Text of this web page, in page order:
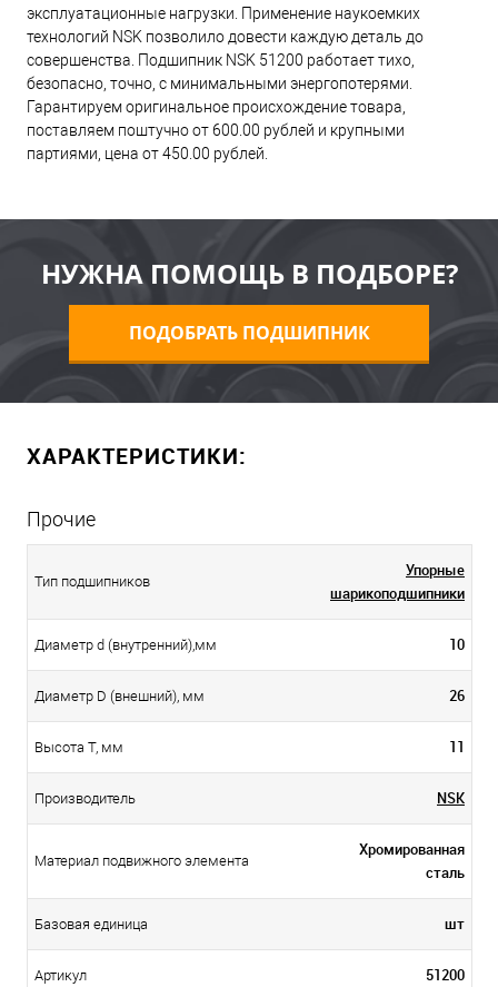
эксплуатационные нагрузки. Применение наукоемких
технологий NSK позволило довести каждую деталь до
совершенства. Подшипник NSK 51200 работает тихо,
безопасно, точно, с минимальными энергопотерями.
Гарантируем оригинальное происхождение товара,
поставляем поштучно от 600.00 рублей и крупными
партиями, цена от 450.00 рублей.
НУЖНА ПОМОЩЬ В ПОДБОРЕ?
ПОДОБРАТЬ ПОДШИПНИК
ХАРАКТЕРИСТИКИ:
Прочие
Тип подшипников
Упорные
шарикоподшипники
Диаметр d (внутренний),мм 10
Диаметр D (внешний), мм 26
Высота T, мм 11
Производитель NSK
Материал подвижного элемента
Хромированная
сталь
Базовая единица шт
Артикул 51200